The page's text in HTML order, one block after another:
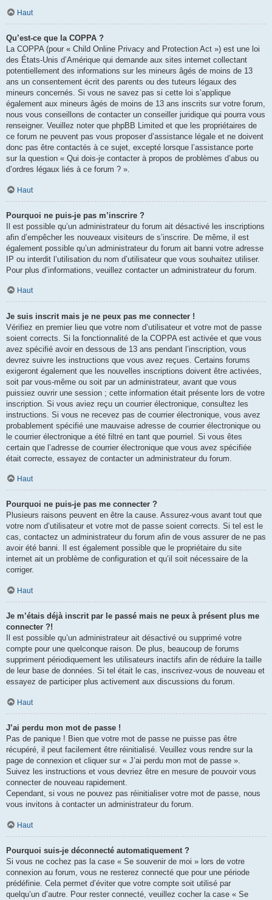
Haut
Qu’est-ce que la COPPA ?
La COPPA (pour « Child Online Privacy and Protection Act ») est une loi
des États-Unis d’Amérique qui demande aux sites internet collectant
potentiellement des informations sur les mineurs âgés de moins de 13
ans un consentement écrit des parents ou des tuteurs légaux des
mineurs concernés. Si vous ne savez pas si cette loi s’applique
également aux mineurs âgés de moins de 13 ans inscrits sur votre forum,
nous vous conseillons de contacter un conseiller juridique qui pourra vous
renseigner. Veuillez noter que phpBB Limited et que les propriétaires de
ce forum ne peuvent pas vous proposer d’assistance légale et ne doivent
donc pas être contactés à ce sujet, excepté lorsque l’assistance porte
sur la question « Qui dois-je contacter à propos de problèmes d’abus ou
d’ordres légaux liés à ce forum ? ».
Haut
Pourquoi ne puis-je pas m’inscrire ?
Il est possible qu’un administrateur du forum ait désactivé les inscriptions
afin d’empêcher les nouveaux visiteurs de s’inscrire. De même, il est
également possible qu’un administrateur du forum ait banni votre adresse
IP ou interdit l’utilisation du nom d’utilisateur que vous souhaitez utiliser.
Pour plus d’informations, veuillez contacter un administrateur du forum.
Haut
Je suis inscrit mais je ne peux pas me connecter !
Vérifiez en premier lieu que votre nom d’utilisateur et votre mot de passe
soient corrects. Si la fonctionnalité de la COPPA est activée et que vous
avez spécifié avoir en dessous de 13 ans pendant l’inscription, vous
devrez suivre les instructions que vous avez reçues. Certains forums
exigeront également que les nouvelles inscriptions doivent être activées,
soit par vous-même ou soit par un administrateur, avant que vous
puissiez ouvrir une session ; cette information était présente lors de votre
inscription. Si vous aviez reçu un courrier électronique, consultez les
instructions. Si vous ne recevez pas de courrier électronique, vous avez
probablement spécifié une mauvaise adresse de courrier électronique ou
le courrier électronique a été filtré en tant que pourriel. Si vous êtes
certain que l’adresse de courrier électronique que vous avez spécifiée
était correcte, essayez de contacter un administrateur du forum.
Haut
Pourquoi ne puis-je pas me connecter ?
Plusieurs raisons peuvent en être la cause. Assurez-vous avant tout que
votre nom d’utilisateur et votre mot de passe soient corrects. Si tel est le
cas, contactez un administrateur du forum afin de vous assurer de ne pas
avoir été banni. Il est également possible que le propriétaire du site
internet ait un problème de configuration et qu’il soit nécessaire de la
corriger.
Haut
Je m’étais déjà inscrit par le passé mais ne peux à présent plus me
connecter ?!
Il est possible qu’un administrateur ait désactivé ou supprimé votre
compte pour une quelconque raison. De plus, beaucoup de forums
suppriment périodiquement les utilisateurs inactifs afin de réduire la taille
de leur base de données. Si tel était le cas, inscrivez-vous de nouveau et
essayez de participer plus activement aux discussions du forum.
Haut
J’ai perdu mon mot de passe !
Pas de panique ! Bien que votre mot de passe ne puisse pas être
récupéré, il peut facilement être réinitialisé. Veuillez vous rendre sur la
page de connexion et cliquer sur « J’ai perdu mon mot de passe ».
Suivez les instructions et vous devriez être en mesure de pouvoir vous
connecter de nouveau rapidement.
Cependant, si vous ne pouvez pas réinitialiser votre mot de passe, nous
vous invitons à contacter un administrateur du forum.
Haut
Pourquoi suis-je déconnecté automatiquement ?
Si vous ne cochez pas la case « Se souvenir de moi » lors de votre
connexion au forum, vous ne resterez connecté que pour une période
prédéfinie. Cela permet d’éviter que votre compte soit utilisé par
quelqu’un d’autre. Pour rester connecté, veuillez cocher la case « Se